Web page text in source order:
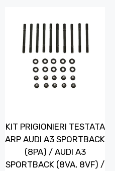
KIT PRIGIONIERI TESTATA
ARP AUDI A3 SPORTBACK
(8PA) / AUDI A3
SPORTBACK (8VA, 8VF) /